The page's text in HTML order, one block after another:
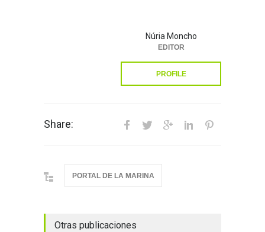
Núria Moncho
EDITOR
PROFILE
Share:
PORTAL DE LA MARINA
Otras publicaciones